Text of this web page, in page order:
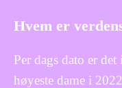
Hvem er
Per dags dato er
høyeste dame i